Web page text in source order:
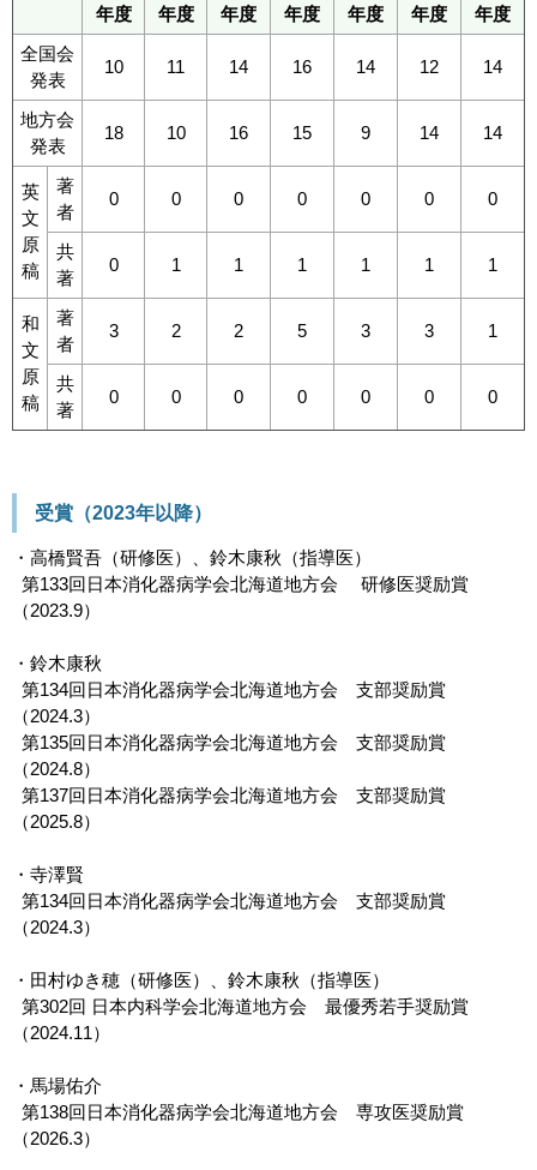
年度 年度 年度 年度 年度 年度
年度
全国会
発表
10 11 14 16 14 12 14
地方会
発表
18 10 16 15 9 14 14
英
文
原
稿
著
者
0 0 0 0 0 0 0
共
著
0 1 1 1 1 1 1
和
文
原
稿
著
者
3 2 2 5 3 3 1
共
著
0 0 0 0 0 0 0
受賞（2023年以降）
・高橋賢吾（研修医）、鈴木康秋（指導医）
第133回日本消化器病学会北海道地方会 研修医奨励賞
（2023.9）
・鈴木康秋
第134回日本消化器病学会北海道地方会 支部奨励賞
（2024.3）
第135回日本消化器病学会北海道地方会 支部奨励賞
（2024.8）
第137回日本消化器病学会北海道地方会 支部奨励賞
（2025.8）
・寺澤賢
第134回日本消化器病学会北海道地方会 支部奨励賞
（2024.3）
・田村ゆき穂（研修医）、鈴木康秋（指導医）
第302回 日本内科学会北海道地方会 最優秀若手奨励賞
（2024.11）
・馬場佑介
第138回日本消化器病学会北海道地方会 専攻医奨励賞
（2026.3）